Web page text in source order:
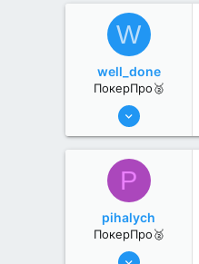
4
W
well_done
ПокерПро🥈
6 Июн 2022
0
P
pihalych
ПокерПро🥈
6 Июн 2022